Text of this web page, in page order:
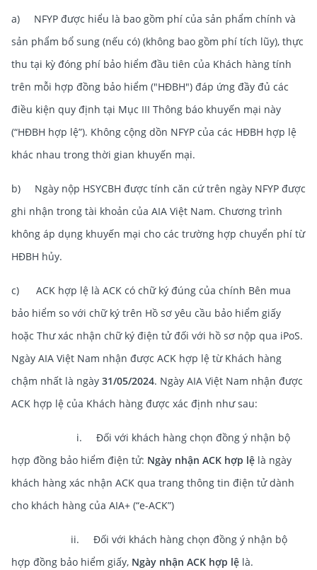
a) NFYP được hiểu là bao gồm phí của sản phẩm chính và
sản phẩm bổ sung (nếu có) (không bao gồm phí tích lũy), thực
thu tại kỳ đóng phí bảo hiểm đầu tiên của Khách hàng tính
trên mỗi hợp đồng bảo hiểm ("HĐBH") đáp ứng đầy đủ các
điều kiện quy định tại Mục III Thông báo khuyến mại này
(“HĐBH hợp lệ”). Không cộng dồn NFYP của các HĐBH hợp lệ
khác nhau trong thời gian khuyến mại.
b) Ngày nộp HSYCBH được tính căn cứ trên ngày NFYP được
ghi nhận trong tài khoản của AIA Việt Nam. Chương trình
không áp dụng khuyến mại cho các trường hợp chuyển phí từ
HĐBH hủy.
c) ACK hợp lệ là ACK có chữ ký đúng của chính Bên mua
bảo hiểm so với chữ ký trên Hồ sơ yêu cầu bảo hiểm giấy
hoặc Thư xác nhận chữ ký điện tử đối với hồ sơ nộp qua iPoS.
Ngày AIA Việt Nam nhận được ACK hợp lệ từ Khách hàng
chậm nhất là ngày 31/05/2024. Ngày AIA Việt Nam nhận được
ACK hợp lệ của Khách hàng được xác định như sau:
i. Đối với khách hàng chọn đồng ý nhận bộ
hợp đồng bảo hiểm điện tử: Ngày nhận ACK hợp lệ là ngày
khách hàng xác nhận ACK qua trang thông tin điện tử dành
cho khách hàng của AIA+ (“e-ACK”)
ii. Đối với khách hàng chọn đồng ý nhận bộ
hợp đồng bảo hiểm giấy, Ngày nhận ACK hợp lệ là.